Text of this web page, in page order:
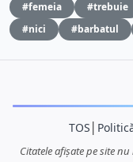
#femeia #trebuie
#nici
#barbatul
TOS
Citatele afișate pe site